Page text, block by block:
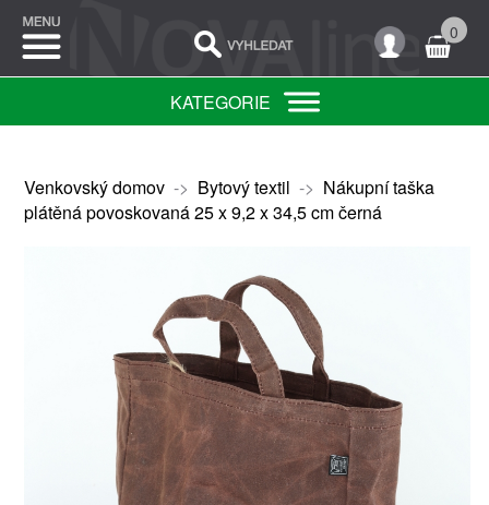
0
KATEGORIE
Venkovský domov-> Bytový textil -> Nákupní taška
plátěná povoskovaná 25 x 9,2 x 34,5 cm černá